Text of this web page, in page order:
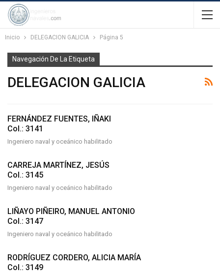
Inicio DELEGACION GALICIA Página 5
Navegación De La Etiqueta
DELEGACION GALICIA
FERNÁNDEZ FUENTES, IÑAKI
Col.: 3141
Ingeniero naval y oceánico habilitado
CARREJA MARTÍNEZ, JESÚS
Col.: 3145
Ingeniero naval y oceánico habilitado
LIÑAYO PIÑEIRO, MANUEL ANTONIO
Col.: 3147
Ingeniero naval y oceánico habilitado
RODRÍGUEZ CORDERO, ALICIA MARÍA
Col.: 3149